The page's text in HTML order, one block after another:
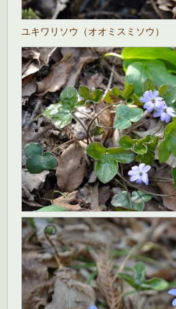
ユキワリソウ（オオミスミソウ）